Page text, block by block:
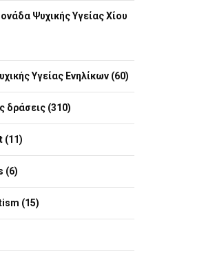
Ψυχικής Υγείας Χίου
Υγείας Ενηλίκων (60)
δράσεις (310)
(11)
(6)
(15)